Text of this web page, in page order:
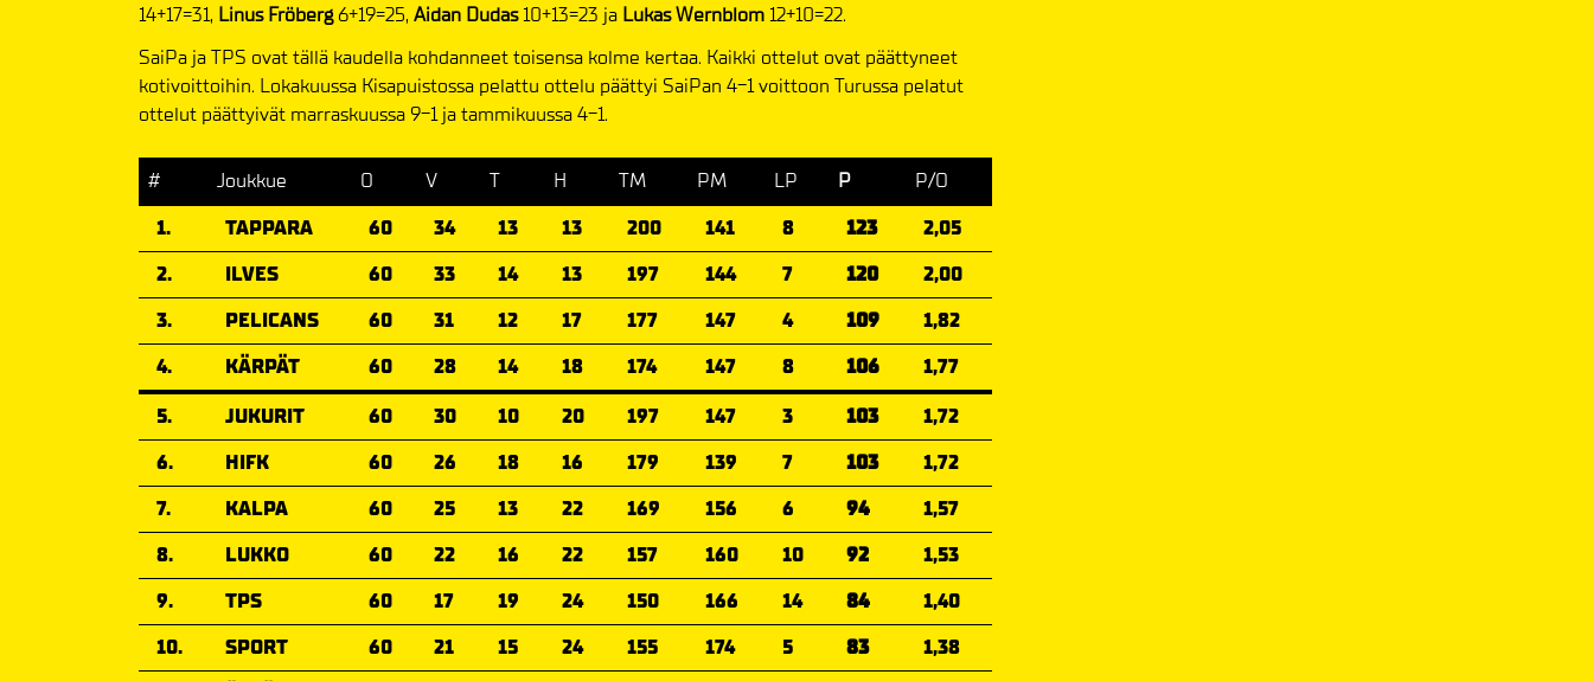
14+17=31, Linus Fröberg6+19=25, Aidan Dudas10+13=23 ja Lukas Wernblom12+10=22.
SaiPa ja TPS ovat tällä kaudella kohdanneet toisensa kolme kertaa. Kaikki ottelut ovat päättyneet
kotivoittoihin. Lokakuussa Kisapuistossa pelattu ottelu päättyi SaiPan 4-1 voittoon Turussa pelatut
ottelut päättyivät marraskuussa 9-1 ja tammikuussa 4-1.
# Joukkue O V T H TM PM LP P
P/O
1.
TAPPARA 60 34 13 13 200 141 8 123
2,05
2.
ILVES 60 33 14 13 197 144 7 120
2,00
3.
PELICANS 60 31 12 17 177 147 4 109
1,82
4.
KÄRPÄT 60 28 14 18 174 147 8 106
1,77
5.
JUKURIT 60 30 10 20 197 147 3 103
1,72
6.
HIFK 60 26 18 16 179 139 7 103
1,72
7.
KALPA 60 25 13 22 169 156 6 94
1,57
8.
LUKKO 60 22 16 22 157 160 10 92
1,53
9.
TPS 60 17 19 24 150 166 14 84
1,40
10.
SPORT 60 21 15 24 155 174 5 83
1,38